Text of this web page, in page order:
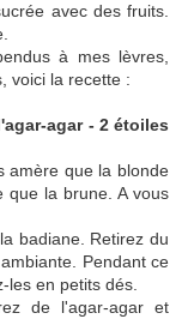
avec des fruits.
à mes lèvres,
voici la recette :
agar - 2 étoiles
amère que la blonde
que la brune. A vous
badiane. Retirez du
Pendant ce
les en petits dés.
de l'agar-agar et